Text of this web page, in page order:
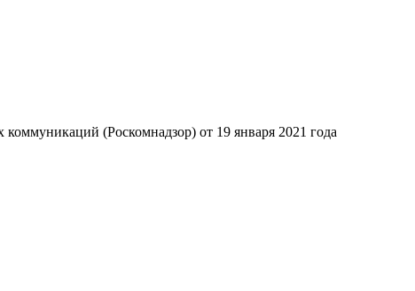
(Роскомнадзор) от 19 января 2021 года